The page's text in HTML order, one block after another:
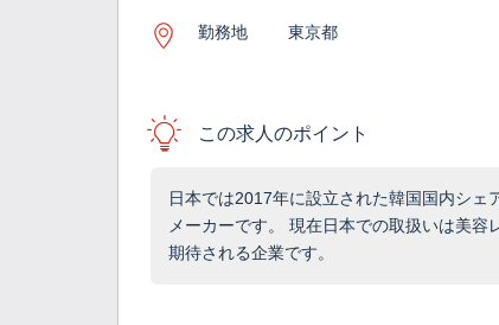
勤務地 東京都
この求人のポイント
日本では2017年に設立された韓国国内シェ
メーカーです。 現在日本での取扱いは美
期待される企業です。